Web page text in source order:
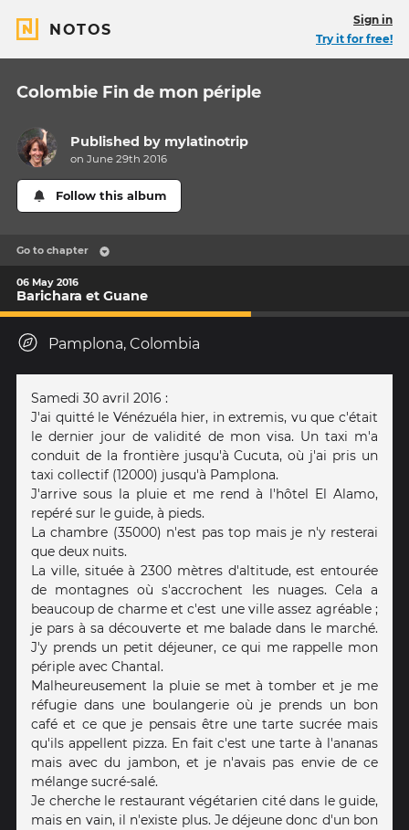
NOTOS
Sign in
Try it for free!
Colombie Fin de mon périple
Published by mylatinotrip
on June 29th 2016
Follow this album
Go to chapter
06 May 2016
Barichara et Guane
Pamplona, Colombia
Samedi 30 avril 2016 :
J'ai quitté le Vénézuéla hier, in extremis, vu que c'était
le dernier jour de validité de mon visa. Un taxi m'a
conduit de la frontière jusqu'à Cucuta, où j'ai pris un
taxi collectif (12000) jusqu'à Pamplona.
J'arrive sous la pluie et me rend à l'hôtel El Alamo,
repéré sur le guide, à pieds.
La chambre (35000) n'est pas top mais je n'y resterai
que deux nuits.
La ville, située à 2300 mètres d'altitude, est entourée
de montagnes où s'accrochent les nuages. Cela a
beaucoup de charme et c'est une ville assez agréable ;
je pars à sa découverte et me balade dans le marché.
J'y prends un petit déjeuner, ce qui me rappelle mon
périple avec Chantal.
Malheureusement la pluie se met à tomber et je me
réfugie dans une boulangerie où je prends un bon
café et ce que je pensais être une tarte sucrée mais
qu'ils appellent pizza. En fait c'est une tarte à l'ananas
mais avec du jambon, et je n'avais pas envie de ce
mélange sucré-salé.
Je cherche le restaurant végétarien cité dans le guide,
mais en vain, il n'existe plus. Je déjeune donc d'un bon